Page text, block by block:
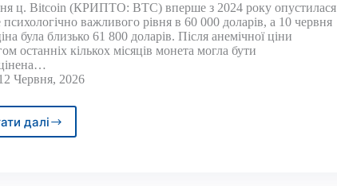
ц. Bitcoin (КРИПТО: BTC) вперше з 2024 року опустилася
важливого рівня в 60 000 доларів, а 10 червня
була близько 61 800 доларів. Після анемічної ціни
останніх кількох місяців монета могла бути
Червня, 2026
далі
Біткойн